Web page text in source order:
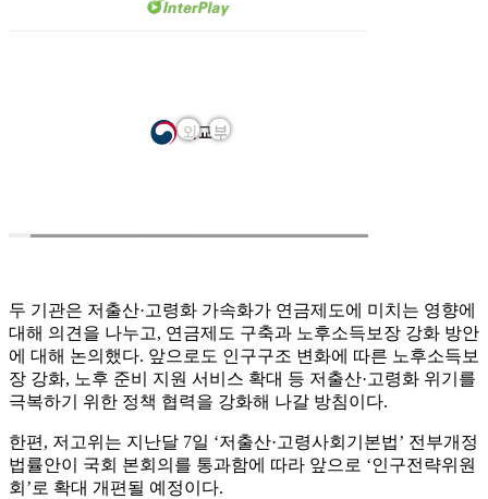
두 기관은 저출산·고령화 가속화가 연금제도에 미치는 영향에
대해 의견을 나누고, 연금제도 구축과 노후소득보장 강화 방안
에 대해 논의했다. 앞으로도 인구구조 변화에 따른 노후소득보
장 강화, 노후 준비 지원 서비스 확대 등 저출산·고령화 위기를
극복하기 위한 정책 협력을 강화해 나갈 방침이다.
한편, 저고위는 지난달 7일 ‘저출산·고령사회기본법’ 전부개정
법률안이 국회 본회의를 통과함에 따라 앞으로 ‘인구전략위원
회’로 확대 개편될 예정이다.